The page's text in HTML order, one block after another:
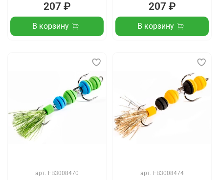
207 ₽
В корзину
207 ₽
В корзину
арт. FB3008470 арт. FB3008474